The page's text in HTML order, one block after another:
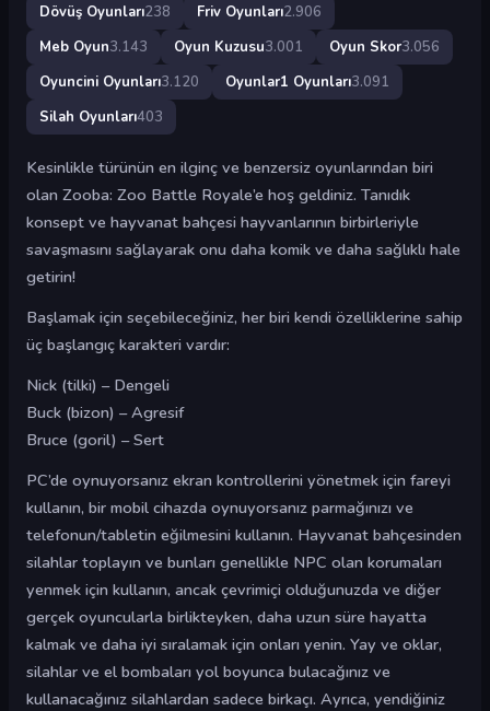
Dövüş Oyunları238 Friv Oyunları2.906
Meb Oyun3.143 Oyun Kuzusu3.001 Oyun Skor3.056
Oyuncini Oyunları3.120 Oyunlar1 Oyunları3.091
Silah Oyunları403
Kesinlikle türünün en ilginç ve benzersiz oyunlarından biri
olan Zooba: Zoo Battle Royale’e hoş geldiniz. Tanıdık
konsept ve hayvanat bahçesi hayvanlarının birbirleriyle
savaşmasını sağlayarak onu daha komik ve daha sağlıklı hale
getirin!
Başlamak için seçebileceğiniz, her biri kendi özelliklerine sahip
üç başlangıç ​​karakteri vardır:
Nick (tilki) – Dengeli
Buck (bizon) – Agresif
Bruce (goril) – Sert
PC’de oynuyorsanız ekran kontrollerini yönetmek için fareyi
kullanın, bir mobil cihazda oynuyorsanız parmağınızı ve
telefonun/tabletin eğilmesini kullanın. Hayvanat bahçesinden
silahlar toplayın ve bunları genellikle NPC olan korumaları
yenmek için kullanın, ancak çevrimiçi olduğunuzda ve diğer
gerçek oyuncularla birlikteyken, daha uzun süre hayatta
kalmak ve daha iyi sıralamak için onları yenin. Yay ve oklar,
silahlar ve el bombaları yol boyunca bulacağınız ve
kullanacağınız silahlardan sadece birkaçı. Ayrıca, yendiğiniz